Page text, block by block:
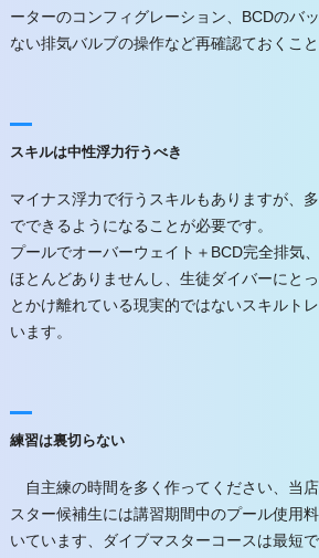
ーターのコンフィグレーション、BCDのバ
ない排気バルブの操作など再確認ておくこと
スキルは中性浮力行うべき
マイナス浮力で行うスキルもありますが、
でできるようになることが必要です。
プールでオーバーウェイト＋BCD完全排気
ほとんどありませんし、生徒ダイバーにと
とかけ離れている現実的ではないスキルト
います。
練習は裏切らない
自主練の時間を多く作ってください、当
スター候補生には講習期間中のプール使用
いています、ダイブマスターコースは最短